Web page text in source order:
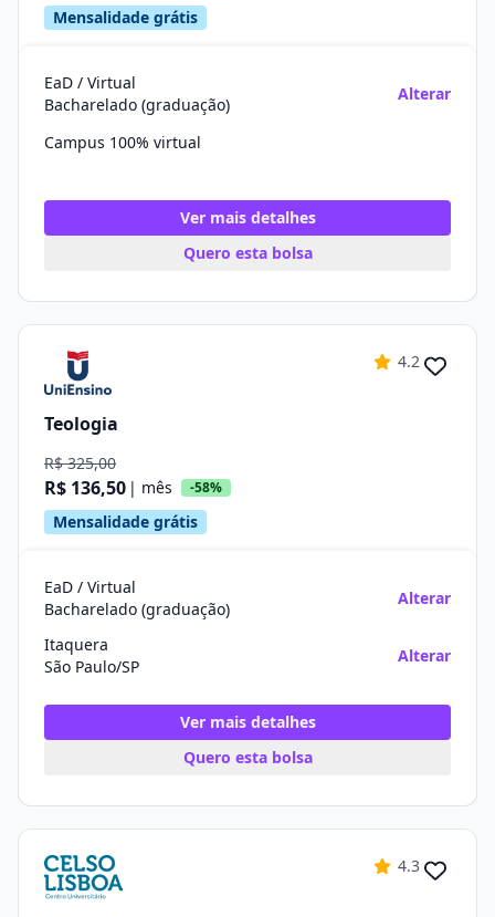
Mensalidade grátis
EaD / Virtual
Bacharelado (graduação)
Alterar
Campus 100% virtual
Ver mais detalhes
Quero esta bolsa
4.2
Teologia
R$ 325,00
R$ 136,50 | mês -58%
Mensalidade grátis
EaD / Virtual
Bacharelado (graduação)
Alterar
Itaquera
São Paulo/SP
Alterar
Ver mais detalhes
Quero esta bolsa
4.3